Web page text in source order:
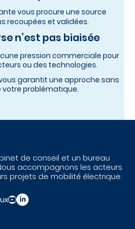
vous procure une source
recoupées et validées.
n’est pas biaisée
pression commerciale pour
ou des technologies.
garantit une approche sans
votre problématique.
de conseil et un bureau
accompagnons les acteurs
projets de mobilité électrique.